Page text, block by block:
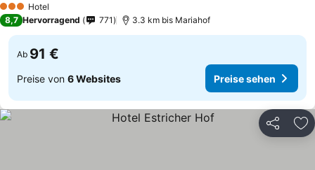
3 SterneHotel
8,7 Hervorragend 771 3.3 km bis Mariahof
Ab 91 €
Preise von 6 Websites Preise sehen
Teilen